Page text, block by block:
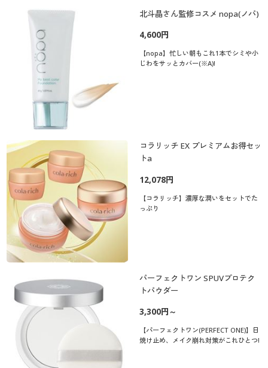
北斗晶さん監修コスメ nopa(ノパ)
4,600円
【nopa】忙しい朝もこれ1本でシミや小
じわをサッとカバー(※A)!
コラリッチ EX プレミアムお得セッ
トa
12,078円
【コラリッチ】濃厚な潤いをセットでた
っぷり
パーフェクトワン SPUVプロテク
トパウダー
3,300円～
【パーフェクトワン(PERFECT ONE)】日
焼け止め、メイク崩れ対策がこれひとつ!